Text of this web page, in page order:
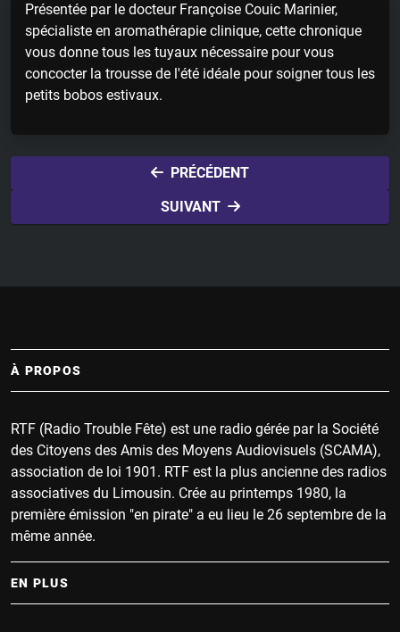
n
s
Présentée par le docteur Françoise Couic Marinier,
spécialiste en aromathérapie clinique, cette chronique
vous donne tous les tuyaux nécessaire pour vous
concocter la trousse de l'été idéale pour soigner tous les
petits bobos estivaux.
PRÉCÉDENT
SUIVANT
À PROPOS
RTF (Radio Trouble Fête) est une radio gérée par la Société
des Citoyens des Amis des Moyens Audiovisuels (SCAMA),
association de loi 1901. RTF est la plus ancienne des radios
associatives du Limousin. Crée au printemps 1980, la
première émission "en pirate" a eu lieu le 26 septembre de la
même année.
EN PLUS